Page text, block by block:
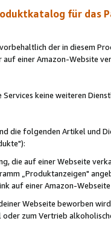
für das
der in diesem
auf einer Amazon-Website
keine weiteren
die folgenden Artikel und
die auf einer Webseite
„Produktanzeigen"
auf einer Amazon-
Webseite beworben
zum Vertrieb